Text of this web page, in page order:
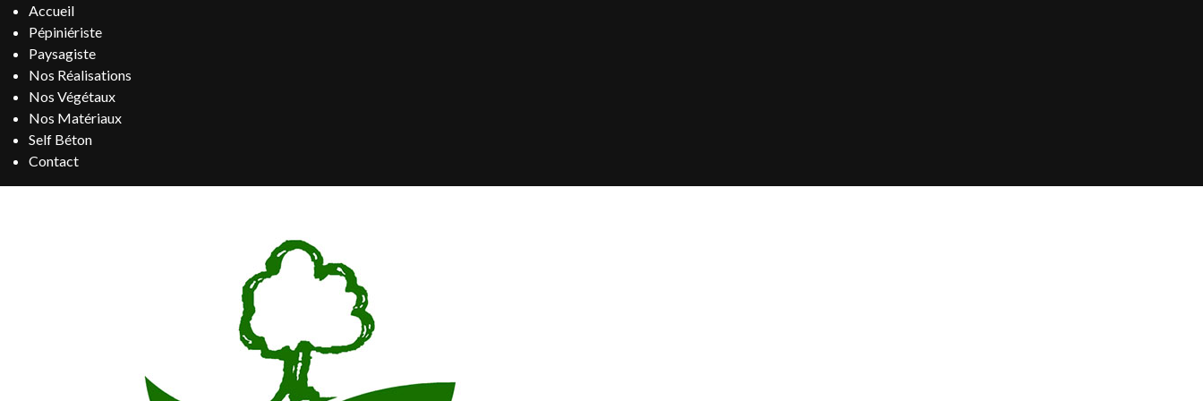
Accueil
Pépiniériste
Paysagiste
Nos Réalisations
Nos Végétaux
Nos Matériaux
Self Béton
Contact